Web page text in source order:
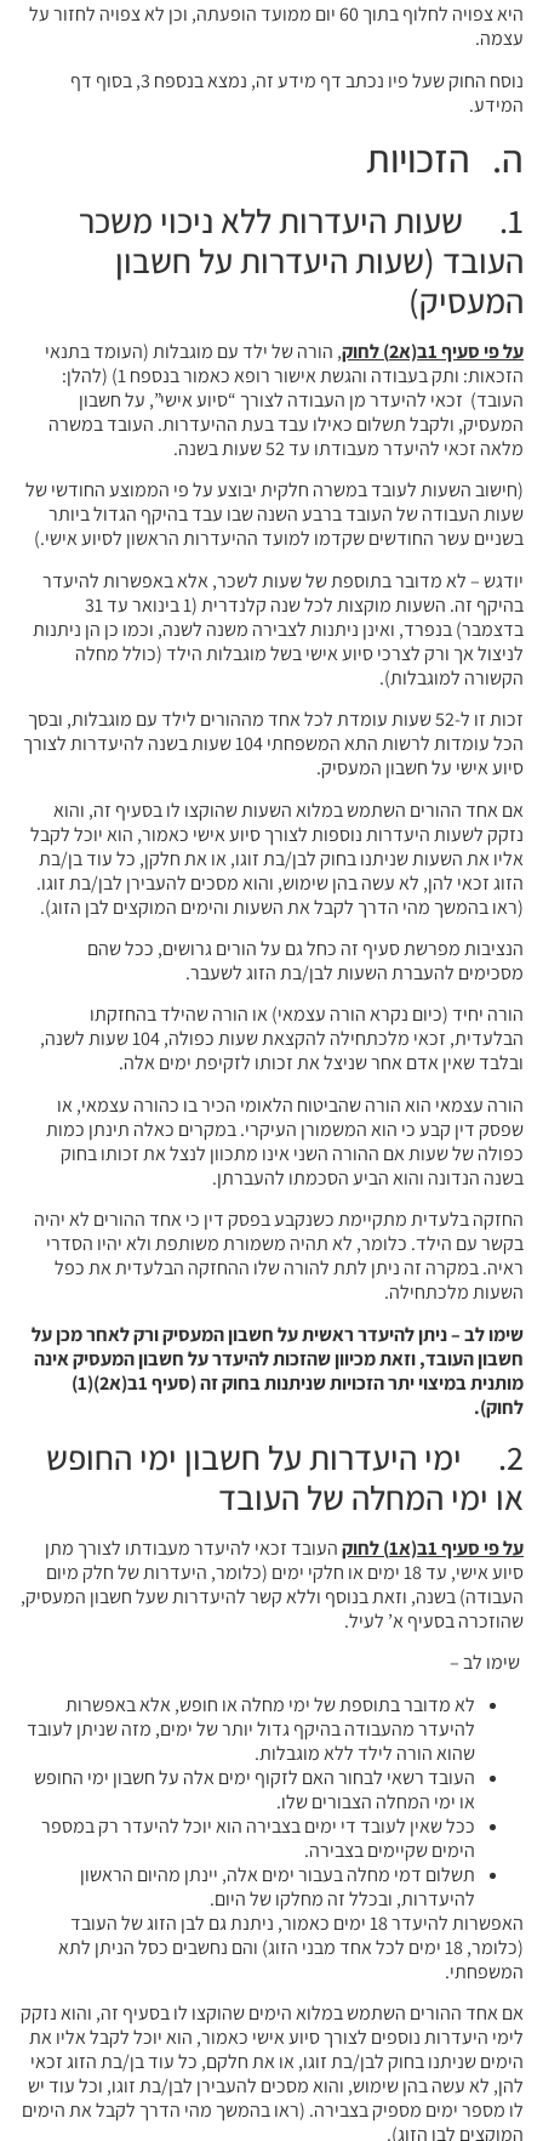
היא צפויה לחלוף בתוך 60 יום ממועד הופעתה, וכן לא צפויה לחזור על
עצמה.
נוסח החוק שעל פיו נכתב דף מידע זה, נמצא בנספח 3, בסוף דף
המידע.
ה. הזכויות
1. שעות היעדרות ללא ניכוי משכר
העובד (שעות היעדרות על חשבון
המעסיק)
על פי סעיף 1ב(א2) לחוק
, הורה של ילד עם מוגבלות (העומד בתנאי
הזכאות: ותק בעבודה והגשת אישור רופא כאמור בנספח 1) (להלן:
העובד) זכאי להיעדר מן העבודה לצורך “סיוע אישי”, על חשבון
המעסיק, ולקבל תשלום כאילו עבד בעת ההיעדרות. העובד במשרה
מלאה זכאי להיעדר מעבודתו עד 52 שעות בשנה.
(חישוב השעות לעובד במשרה חלקית יבוצע על פי הממוצע החודשי של
שעות העבודה של העובד ברבע השנה שבו עבד בהיקף הגדול ביותר
בשניים עשר החודשים שקדמו למועד ההיעדרות הראשון לסיוע אישי.)
יודגש – לא מדובר בתוספת של שעות לשכר, אלא באפשרות להיעדר
בהיקף זה. השעות מוקצות לכל שנה קלנדרית (1 בינואר עד 31
בדצמבר) בנפרד, ואינן ניתנות לצבירה משנה לשנה, וכמו כן הן ניתנות
לניצול אך ורק לצרכי סיוע אישי בשל מוגבלות הילד (כולל מחלה
הקשורה למוגבלות).
זכות זו ל-52 שעות עומדת לכל אחד מההורים לילד עם מוגבלות, ובסך
הכל עומדות לרשות התא המשפחתי 104 שעות בשנה להיעדרות לצורך
סיוע אישי על חשבון המעסיק.
אם אחד ההורים השתמש במלוא השעות שהוקצו לו בסעיף זה, והוא
נזקק לשעות היעדרות נוספות לצורך סיוע אישי כאמור, הוא יוכל לקבל
אליו את השעות שניתנו בחוק לבן/בת זוגו, או את חלקן, כל עוד בן/בת
הזוג זכאי להן, לא עשה בהן שימוש, והוא מסכים להעבירן לבן/בת זוגו.
(ראו בהמשך מהי הדרך לקבל את השעות והימים המוקצים לבן הזוג).
הנציבות מפרשת סעיף זה כחל גם על הורים גרושים, ככל שהם
מסכימים להעברת השעות לבן/בת הזוג לשעבר.
הורה יחיד (כיום נקרא הורה עצמאי) או הורה שהילד בהחזקתו
הבלעדית, זכאי מלכתחילה להקצאת שעות כפולה, 104 שעות לשנה,
ובלבד שאין אדם אחר שניצל את זכותו לזקיפת ימים אלה.
הורה עצמאי הוא הורה שהביטוח הלאומי הכיר בו כהורה עצמאי, או
שפסק דין קבע כי הוא המשמורן העיקרי. במקרים כאלה תינתן כמות
כפולה של שעות אם ההורה השני אינו מתכוון לנצל את זכותו בחוק
בשנה הנדונה והוא הביע הסכמתו להעברתן.
החזקה בלעדית מתקיימת כשנקבע בפסק דין כי אחד ההורים לא יהיה
בקשר עם הילד. כלומר, לא תהיה משמורת משותפת ולא יהיו הסדרי
ראיה. במקרה זה ניתן לתת להורה שלו ההחזקה הבלעדית את כפל
השעות מלכתחילה.
שימו לב – ניתן להיעדר ראשית על חשבון המעסיק ורק לאחר מכן על
חשבון העובד, וזאת מכיוון שהזכות להיעדר על חשבון המעסיק אינה
מותנית במיצוי יתר הזכויות שניתנות בחוק זה (סעיף 1ב(א2)(1)
לחוק).
2. ימי היעדרות על חשבון ימי החופש
או ימי המחלה של העובד
על פי סעיף 1ב(א1) לחוק
העובד זכאי להיעדר מעבודתו לצורך מתן
סיוע אישי, עד 18 ימים או חלקי ימים (כלומר, היעדרות של חלק מיום
העבודה) בשנה, וזאת בנוסף וללא קשר להיעדרות שעל חשבון המעסיק,
שהוזכרה בסעיף א’ לעיל.
שימו לב –
לא מדובר בתוספת של ימי מחלה או חופש, אלא באפשרות
להיעדר מהעבודה בהיקף גדול יותר של ימים, מזה שניתן לעובד
שהוא הורה לילד ללא מוגבלות.
העובד רשאי לבחור האם לזקוף ימים אלה על חשבון ימי החופש
או ימי המחלה הצבורים שלו.
ככל שאין לעובד די ימים בצבירה הוא יוכל להיעדר רק במספר
הימים שקיימים בצבירה.
תשלום דמי מחלה בעבור ימים אלה, יינתן מהיום הראשון
להיעדרות, ובכלל זה מחלקו של היום.
האפשרות להיעדר 18 ימים כאמור, ניתנת גם לבן הזוג של העובד
(כלומר, 18 ימים לכל אחד מבני הזוג) והם נחשבים כסל הניתן לתא
המשפחתי.
אם אחד ההורים השתמש במלוא הימים שהוקצו לו בסעיף זה, והוא נזקק
לימי היעדרות נוספים לצורך סיוע אישי כאמור, הוא יוכל לקבל אליו את
הימים שניתנו בחוק לבן/בת זוגו, או את חלקם, כל עוד בן/בת הזוג זכאי
להן, לא עשה בהן שימוש, והוא מסכים להעבירן לבן/בת זוגו, וכל עוד יש
לו מספר ימים מספיק בצבירה. (ראו בהמשך מהי הדרך לקבל את הימים
המוקצים לבן הזוג).